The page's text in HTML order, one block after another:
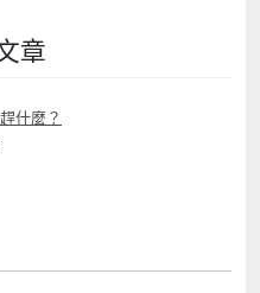
章
什麼？